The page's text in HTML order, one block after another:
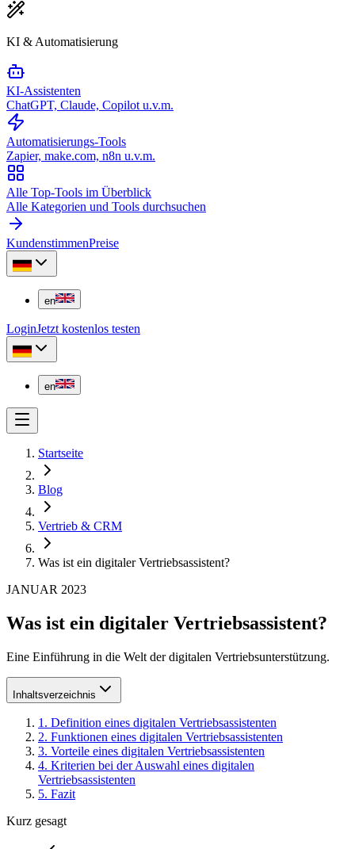
KI & Automatisierung
KI-Assistenten
ChatGPT, Claude, Copilot u.v.m.
Automatisierungs-Tools
Zapier, make.com, n8n u.v.m.
Alle Top-Tools im Überblick
Alle Kategorien und Tools durchsuchen
KundenstimmenPreise
en
LoginJetzt kostenlos testen
en
Startseite
Blog
Vertrieb & CRM
Was ist ein digitaler Vertriebsassistent?
JANUAR 2023
Was ist ein digitaler Vertriebsassistent?
Eine Einführung in die Welt der digitalen Vertriebsunterstützung.
Inhaltsverzeichnis
1 . Definition eines digitalen Vertriebsassistenten
2. Funktionen eines digitalen Vertriebsassistenten
3. Vorteile eines digitalen Vertriebsassistenten
4. Kriterien bei der Auswahl eines digitalen
Vertriebsassistenten
5. Fazit
Kurz gesagt